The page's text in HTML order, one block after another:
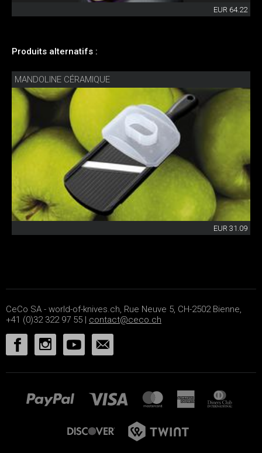
EUR 64.22
Produits alternatifs :
MANDOLINE CÉRAMIQUE
EUR 31.09
CeCo SA - world-of-knives.ch, Rue Neuve 5, CH-2502 Bienne,
+41 (0)32 322 97 55 | contact@ceco.ch